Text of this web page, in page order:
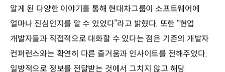
알게 된 다양한 이야기를 통해 현대차그룹이 소프트웨어에
얼마나 진심인지를 알 수 있었다”라고 밝혔다. 또한 “현업
개발자들과 직접적으로 대화할 수 있다는 점은 기존의 개발자
컨퍼런스와는 확연히 다른 즐거움과 인사이트를 전해주었다.
일방적으로 정보를 전달받는 것에서 그치지 않고 해당